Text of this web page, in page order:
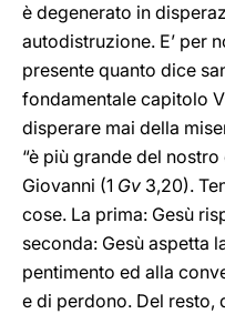
è degenerato in
autodistruzione. E’ per
presente quanto dice
fondamentale capitolo V
disperare mai della
“è più grande del
Giovanni (1 Gv 3,20).
cose. La prima: Gesù
seconda: Gesù aspetta
pentimento ed alla
e di perdono. Del resto,